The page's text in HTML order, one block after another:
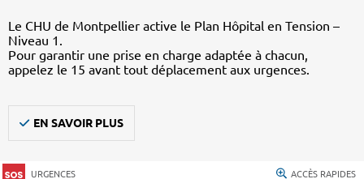
Le CHU de Montpellier active le Plan Hôpital en Tension –
Niveau 1.
Pour garantir une prise en charge adaptée à chacun,
appelez le 15 avant tout déplacement aux urgences.
EN SAVOIR PLUS
URGENCES ACCÈS RAPIDES